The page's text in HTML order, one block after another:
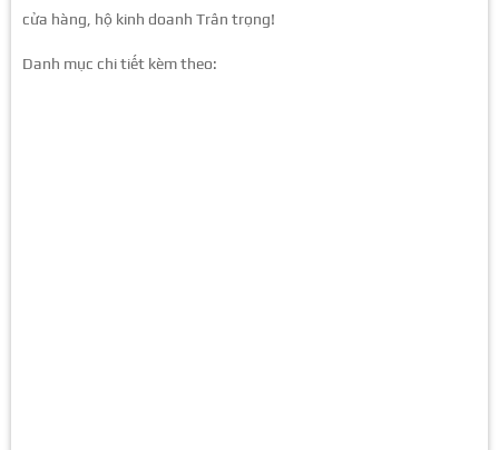
cửa hàng, hộ kinh doanh Trân trọng!
Danh mục chi tiết kèm theo: